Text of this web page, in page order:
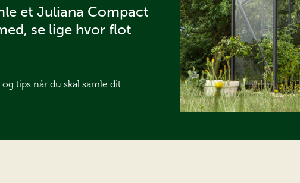
et Juliana Compact
se lige hvor flot
tips når du skal samle dit